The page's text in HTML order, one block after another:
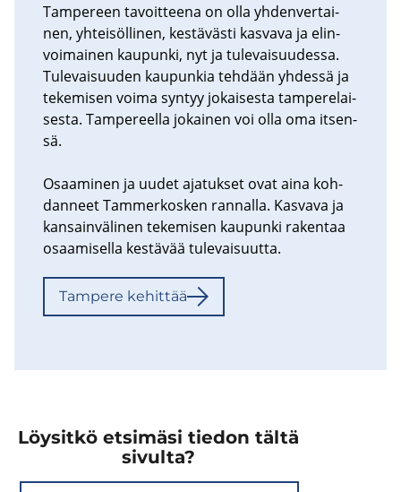
Tam­pe­reen ta­voit­tee­na on olla yh­den­ver­tai­
nen, yh­tei­söl­li­nen, kes­tä­väs­ti kas­va­va ja elin­
voi­mai­nen kau­pun­ki, nyt ja tu­le­vai­suu­des­sa.
Tu­le­vai­suu­den kau­pun­kia teh­dään yh­des­sä ja
te­ke­mi­sen voima syn­tyy jo­kai­ses­ta tam­pe­re­lai­
ses­ta. Tam­pe­reel­la jo­kai­nen voi olla oma it­sen­
sä.
Osaa­mi­nen ja uudet aja­tuk­set ovat aina koh­
dan­neet Tam­mer­kos­ken ran­nal­la. Kas­va­va ja
kan­sain­vä­li­nen te­ke­mi­sen kau­pun­ki ra­ken­taa
osaa­mi­sel­la kes­tä­vää tu­le­vai­suut­ta.
Tam­pe­re ke­hit­tää
Löysitkö etsimäsi tiedon tältä
sivulta?